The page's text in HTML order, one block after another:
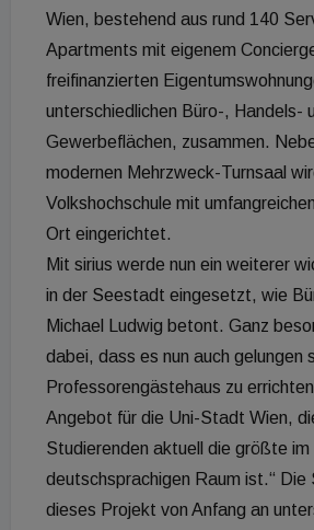
Wien, bestehend aus rund 140
Apartments mit eigenem
freifinanzierten
unterschiedlichen Büro-, Handels-
Gewerbeflächen, zusammen.
modernen Mehrzweck-Turnsaal
Volkshochschule mit
Ort eingerichtet.
Mit sirius werde nun ein weiterer
in der Seestadt eingesetzt, wie
Michael Ludwig betont. Ganz
dabei, dass es nun auch gelungen
Professorengästehaus zu
Angebot für die Uni-Stadt Wien,
Studierenden aktuell die größte im
deutschsprachigen Raum ist.“ Die
dieses Projekt von Anfang an